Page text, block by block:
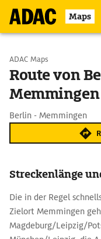
Maps
Start wählen
Ziel eingeben
ADAC Maps
Route von
Memmingen
Berlin - Memmingen
Streckenlänge
Die in der Regel
Zielort Memmingen
Magdeburg/Leipzig/